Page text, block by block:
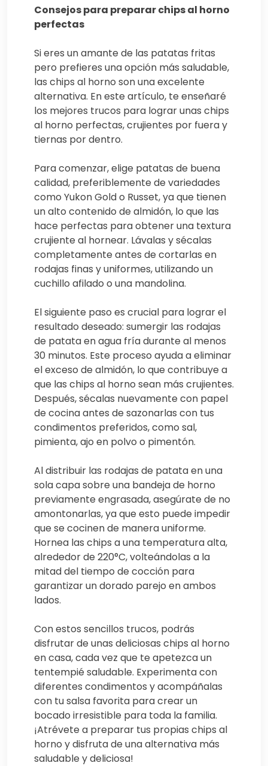
Consejos para preparar chips al horno
perfectas
Si eres un amante de las patatas fritas
pero prefieres una opción más saludable,
las chips al horno son una excelente
alternativa. En este artículo, te enseñaré
los mejores trucos para lograr unas chips
al horno perfectas, crujientes por fuera y
tiernas por dentro.
Para comenzar, elige patatas de buena
calidad, preferiblemente de variedades
como Yukon Gold o Russet, ya que tienen
un alto contenido de almidón, lo que las
hace perfectas para obtener una textura
crujiente al hornear. Lávalas y sécalas
completamente antes de cortarlas en
rodajas finas y uniformes, utilizando un
cuchillo afilado o una mandolina.
El siguiente paso es crucial para lograr el
resultado deseado: sumergir las rodajas
de patata en agua fría durante al menos
30 minutos. Este proceso ayuda a eliminar
el exceso de almidón, lo que contribuye a
que las chips al horno sean más crujientes.
Después, sécalas nuevamente con papel
de cocina antes de sazonarlas con tus
condimentos preferidos, como sal,
pimienta, ajo en polvo o pimentón.
Al distribuir las rodajas de patata en una
sola capa sobre una bandeja de horno
previamente engrasada, asegúrate de no
amontonarlas, ya que esto puede impedir
que se cocinen de manera uniforme.
Hornea las chips a una temperatura alta,
alrededor de 220°C, volteándolas a la
mitad del tiempo de cocción para
garantizar un dorado parejo en ambos
lados.
Con estos sencillos trucos, podrás
disfrutar de unas deliciosas chips al horno
en casa, cada vez que te apetezca un
tentempié saludable. Experimenta con
diferentes condimentos y acompáñalas
con tu salsa favorita para crear un
bocado irresistible para toda la familia.
¡Atrévete a preparar tus propias chips al
horno y disfruta de una alternativa más
saludable y deliciosa!